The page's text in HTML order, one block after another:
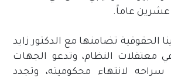
عاماً.
الحقوقية تضامنها مع الدكتور زايد
معتقلات النظام، وتدعو الجهات
لانتهاء محكوميته، وتجدد